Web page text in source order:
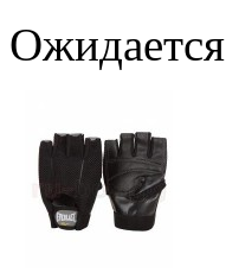
Ожидается